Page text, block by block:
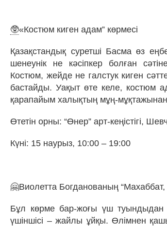
🥸«Костюм киген адам” көрмесі
Қазақстандық суретші Басма өз
шенеунік не кәсіпкер болған
Костюм, жейде не галстук киген
бастайды. Уақыт өте келе, костюм
қарапайым халықтың мұң-
Өтетін орны: “Өнер” арт-кеңістігі,
Күні: 15 наурыз, 10:00 – 19:00
🤗Виолетта Богданованың “Махаббат,
Бұл көрме бар-жоғы үш туындыдан
үшіншісі – жайлы ұйқы. Өлімнен